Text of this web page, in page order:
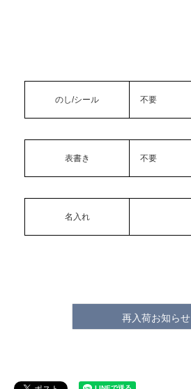
のし/シール
表書き
名入れ
再入荷お知らせ